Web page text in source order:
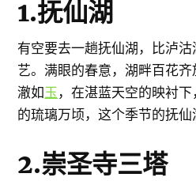
1.抚仙湖
有空要去一趟抚仙湖，比泸
艺。满眼的春意，湖畔百花
澈如玉，在湛蓝天空的映衬
的琉璃万顷，这个季节的抚仙
2.崇圣寺三塔